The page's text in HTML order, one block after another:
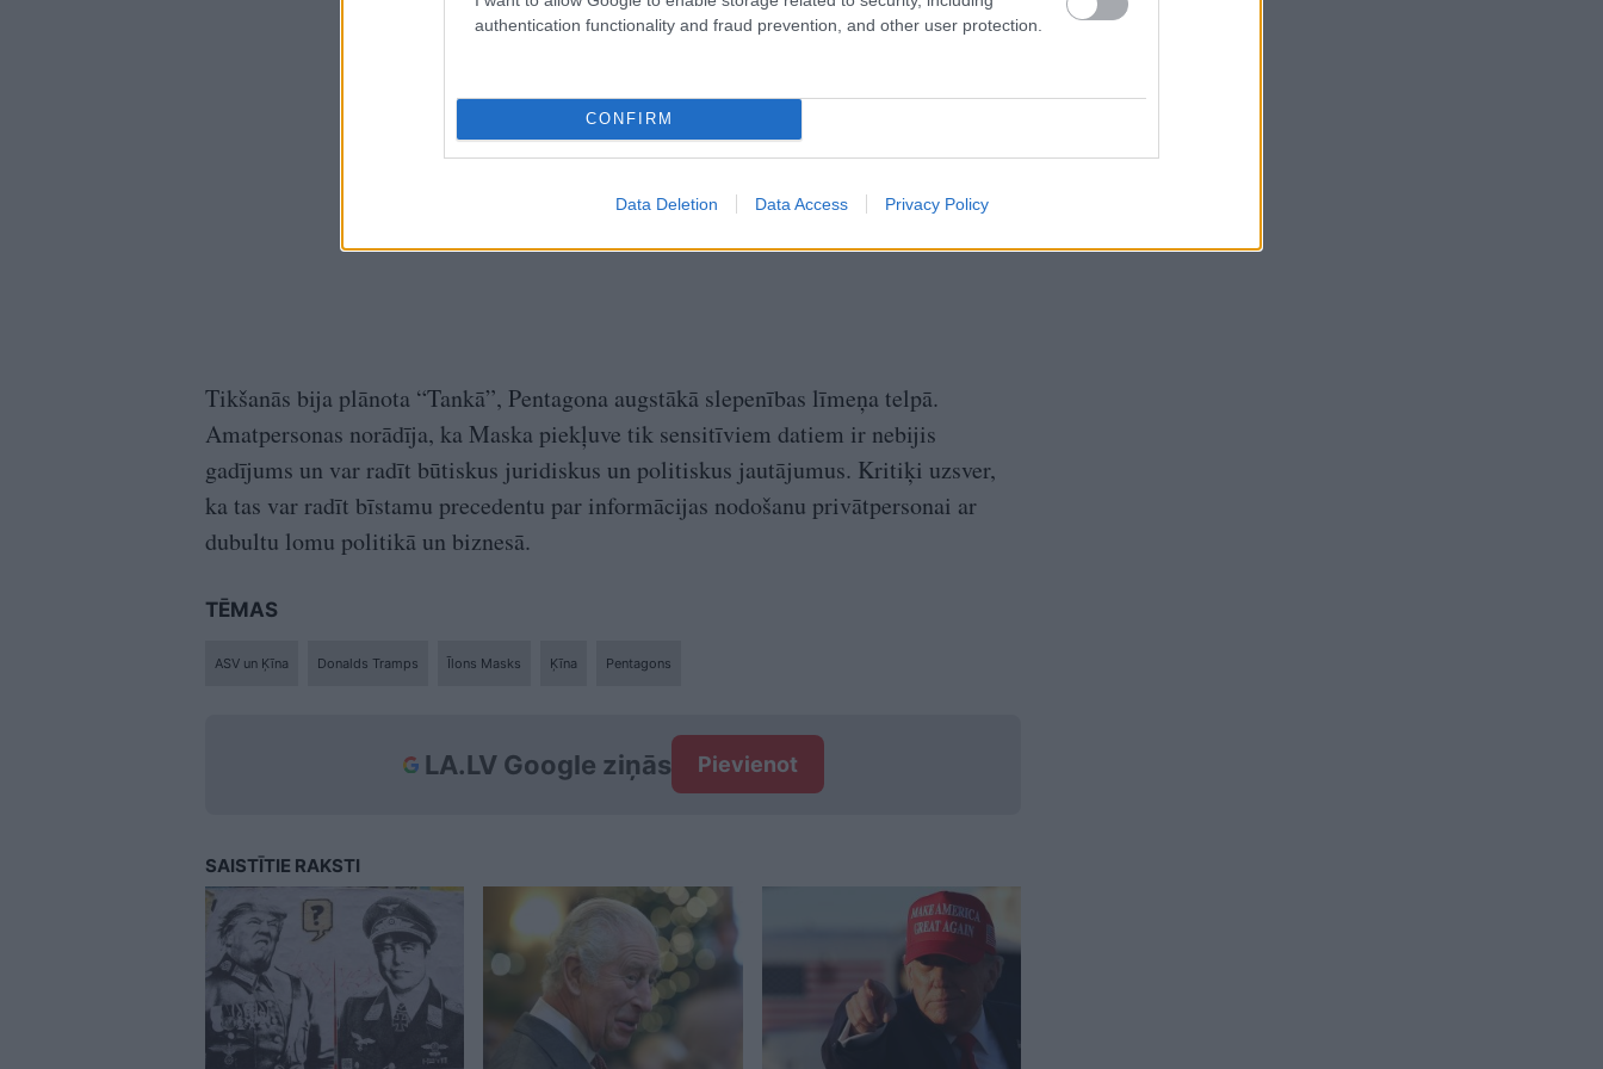
authentication functionality and fraud prevention, and other user protection.
CONFIRM
Data Deletion Data Access Privacy Policy
Tikšanās bija plānota “Tankā”, Pentagona augstākā slepenības līmeņa telpā.
Amatpersonas norādīja, ka Maska piekļuve tik sensitīviem datiem ir nebijis
gadījums un var radīt būtiskus juridiskus un politiskus jautājumus. Kritiķi uzsver,
ka tas var radīt bīstamu precedentu par informācijas nodošanu privātpersonai ar
dubultu lomu politikā un biznesā.
TĒMAS
ASV un Ķīna Donalds Tramps Īlons Masks Ķīna Pentagons
LA.LV Google ziņās Pievienot
SAISTĪTIE RAKSTI